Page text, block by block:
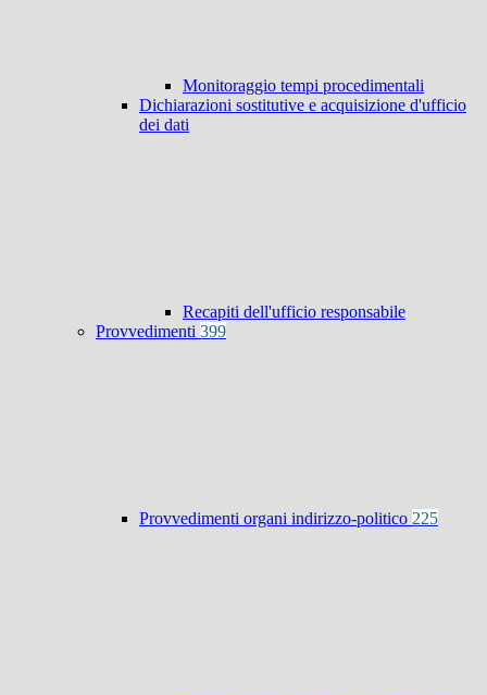
Monitoraggio tempi procedimentali
Dichiarazioni sostitutive e acquisizione d'ufficio
dei dati
Recapiti dell'ufficio responsabile
Provvedimenti 399
Provvedimenti organi indirizzo-politico 225